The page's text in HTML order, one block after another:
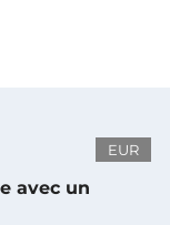
EUR
avec un